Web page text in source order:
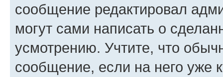
сообщение редактировал
могут сами написать о
усмотрению. Учтите, что
сообщение, если на него уже